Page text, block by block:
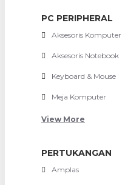
PC PERIPHERAL
Aksesoris Komputer
Aksesoris Notebook
Keyboard & Mouse
Meja Komputer
View More
PERTUKANGAN
Amplas